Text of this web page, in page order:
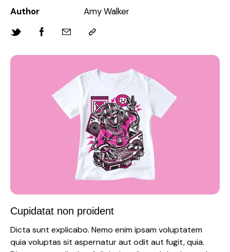
Author
Amy Walker
Cupidatat non proident
Dicta sunt explicabo. Nemo enim ipsam voluptatem
quia voluptas sit aspernatur aut odit aut fugit, quia.